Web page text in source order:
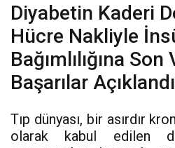
Diyabetin Kaderi
Hücre Nakliyle
Bağımlılığına
Başarılar
Tıp dünyası, bir asırdır
olarak kabul edilen